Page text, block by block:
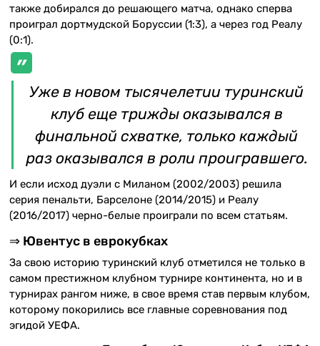
также добирался до решающего матча, однако сперва
проиграл дортмудской Боруссии (1:3), а через год Реалу
(0:1).
Уже в новом тысячелетии туринский
клуб еще трижды оказывался в
финальной схватке, только каждый
раз оказывался в роли проигравшего.
И если исход дуэли с Миланом (2002/2003) решила
серия пенальти, Барселоне (2014/2015) и Реалу
(2016/2017) черно-белые проиграли по всем статьям.
⇒ Ювентус в еврокубках
За свою историю туринский клуб отметился не только в
самом престижном клубном турнире континента, но и в
турнирах рангом ниже, в свое время став первым клубом,
которому покорились все главные соревнования под
эгидой УЕФА.